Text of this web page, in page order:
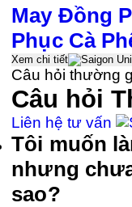
May Đồng
Phục Cà
Xem chi tiết
Câu hỏi thường
Câu hỏi
Liên hệ tư vấn
Tôi muốn
nhưng
sao?